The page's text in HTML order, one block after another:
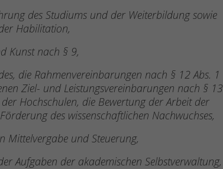
des Studiums und der Weiterbildung sowie
Habilitation,
Kunst nach § 9,
die Rahmenvereinbarungen nach § 12 Abs. 1
Ziel- und Leistungsvereinbarungen nach § 13
Hochschulen, die Bewertung der Arbeit der
des wissenschaftlichen Nachwuchses,
Mittelvergabe und Steuerung,
Aufgaben der akademischen Selbstverwaltung,